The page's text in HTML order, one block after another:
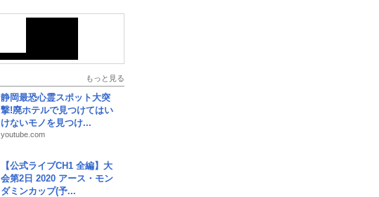
もっと見る
静岡最恐心霊スポット大突
撃!廃ホテルで見つけてはい
けないモノを見つけ...
youtube.com
【公式ライブCH1 全編】大
会第2日 2020 アース・モン
ダミンカップ(予...